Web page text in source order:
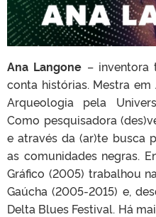
Ana Langone – inventora
conta histórias. Mestra
Arqueologia pela
Como pesquisadora
e através da (ar)te busca
as comunidades negras.
Gráfico (2005) trabalhou
Gaúcha (2005-2015) e,
Delta Blues Festival. Há